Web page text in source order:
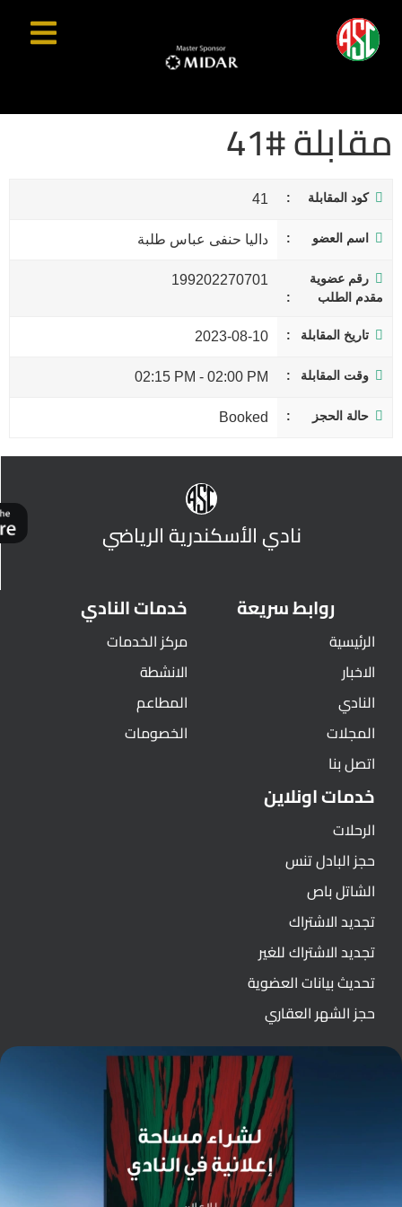
مقابلة #41
كود المقابلة 41
اسم العضو داليا حنفى عباس طلبة
رقم عضوية
مقدم الطلب
199202270701
تاريخ المقابلة 2023-08-10
وقت المقابلة 02:00 PM
-
02:15 PM
حالة الحجز Booked
نادي الأسكندرية الرياضي
روابط سريعة
الرئيسية
الاخبار
النادي
المجلات
اتصل بنا
خدمات النادي
مركز الخدمات
الانشطة
المطاعم
الخصومات
خدمات اونلاين
الرحلات
حجز البادل تنس
الشاتل باص
تجديد الاشتراك
تجديد الاشتراك للغير
تحديث بيانات العضوية
حجز الشهر العقاري